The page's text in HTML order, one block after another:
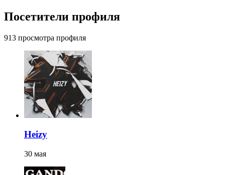
Посетители профиля
913 просмотра профиля
Heizy
30 мая